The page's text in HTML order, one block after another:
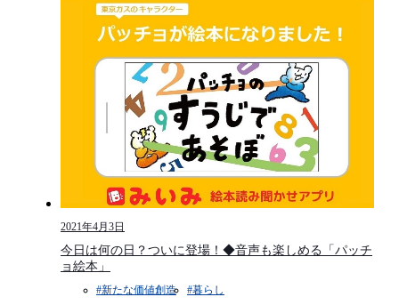
2021年4月3日
今日は何の日？ついに登場！◆音声も楽しめる「パッチ
ョ絵本」
#新たな価値創造 #暮らし